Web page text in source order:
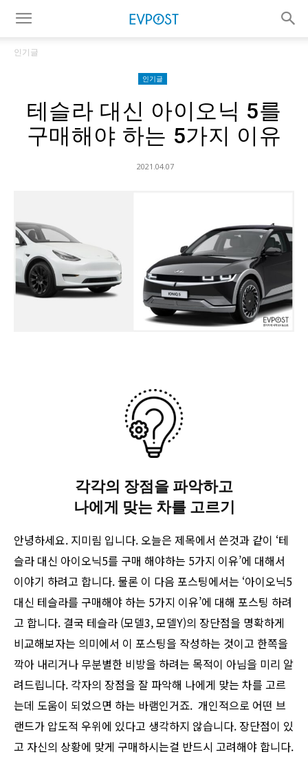
인기글
인기글
테슬라 대신 아이오닉 5를
구매해야 하는 5가지 이유
2021.04.07
각각의 장점을 파악하고
나에게 맞는 차를 고르기
안녕하세요. 지미림 입니다. 오늘은 제목에서 쓴것과 같이 ‘테
슬라 대신 아이오닉5를 구매 해야하는 5가지 이유’에 대해서
이야기 하려고 합니다. 물론 이 다음 포스팅에서는 ‘아이오닉5
대신 테슬라를 구매해야 하는 5가지 이유’에 대해 포스팅 하려
고 합니다. 결국 테슬라 (모델3, 모델Y)의 장단점을 명확하게
비교해보자는 의미에서 이 포스팅을 작성하는 것이고 한쪽을
깍아 내리거나 무분별한 비방을 하려는 목적이 아님을 미리 알
려드립니다. 각자의 장점을 잘 파악해 나에게 맞는 차를 고르
는데 도움이 되었으면 하는 바램인거죠. 개인적으로 어떤 브
랜드가 압도적 우위에 있다고 생각하지 않습니다. 장단점이 있
고 자신의 상황에 맞게 구매하시는걸 반드시 고려해야 합니다.